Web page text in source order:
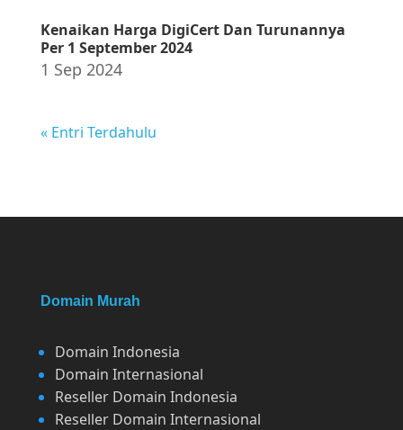
Kenaikan Harga DigiCert Dan Turunannya
Per 1 September 2024
1 Sep 2024
« Entri Terdahulu
Domain Murah
Domain Indonesia
Domain Internasional
Reseller Domain Indonesia
Reseller Domain Internasional